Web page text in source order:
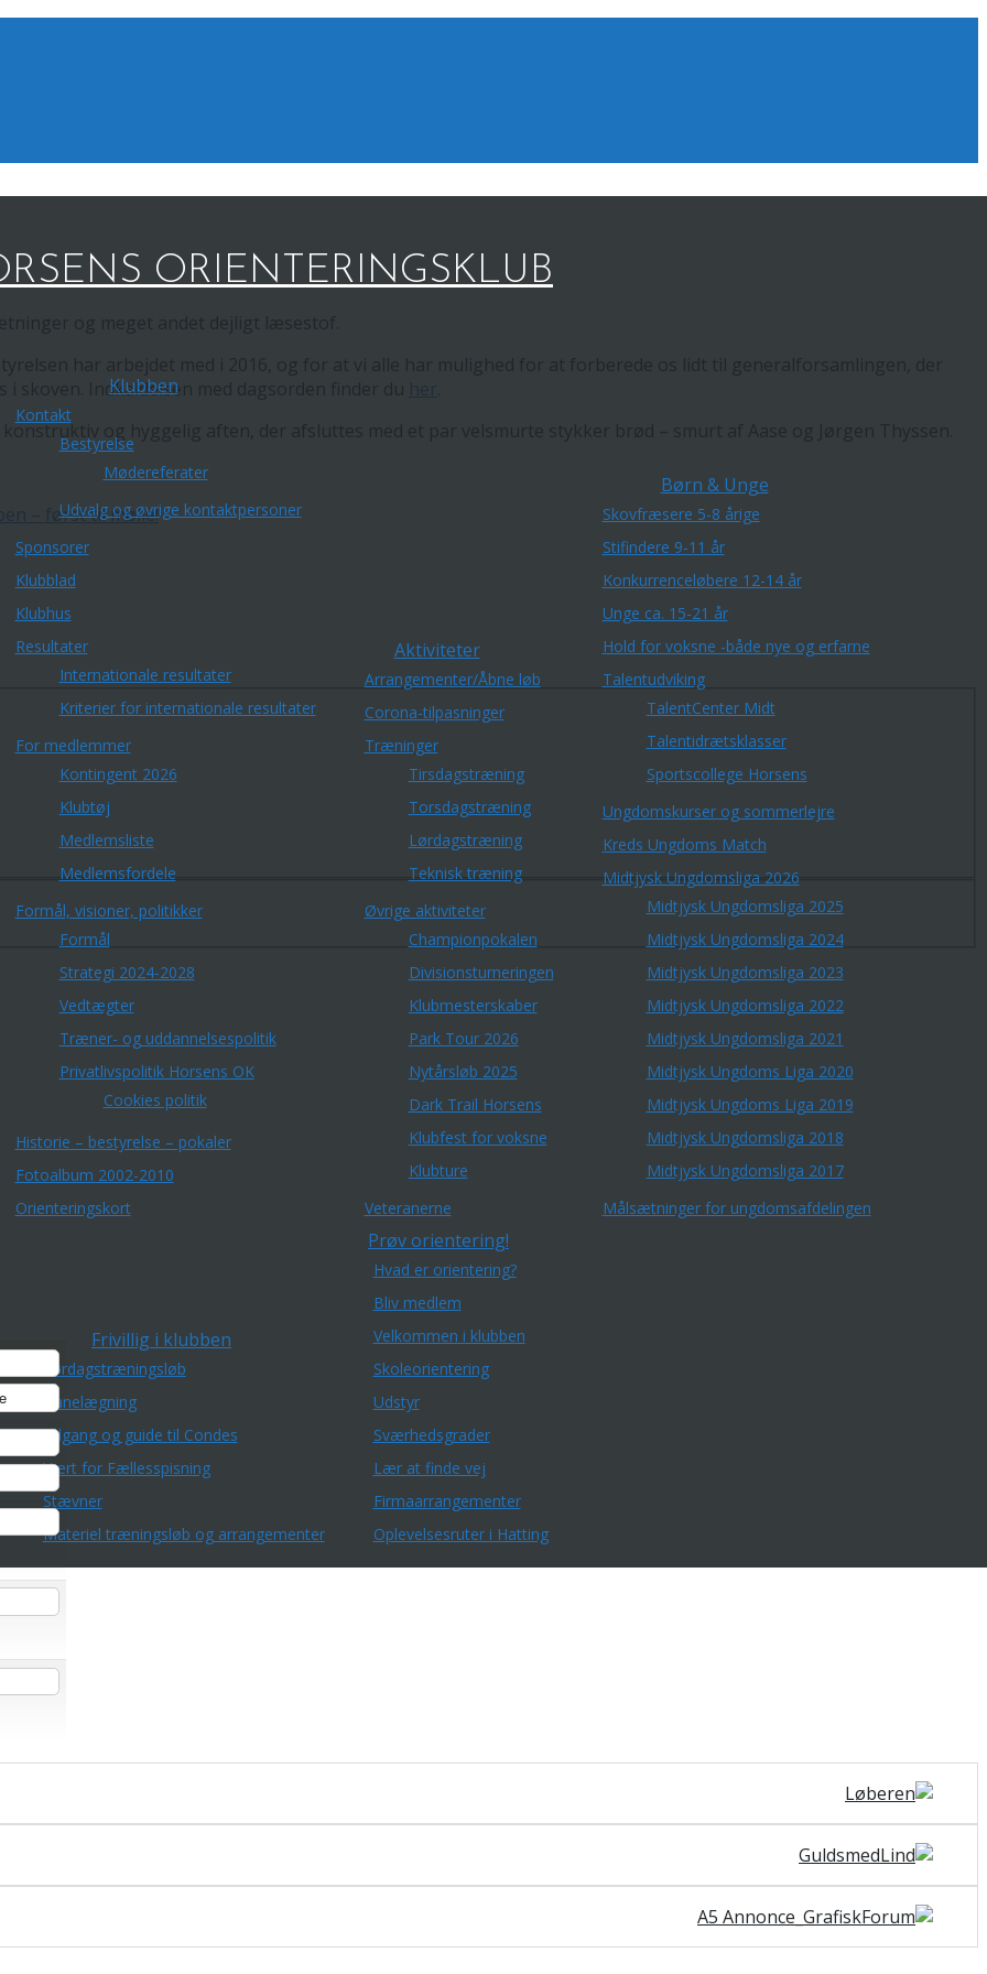
ORIENTERINGSKLUB
Klubben
Kontakt
Bestyrelse
Mødereferater
Udvalg og øvrige kontaktpersoner
Sponsorer
Klubblad
Klubhus
Resultater
Internationale resultater
Kriterier for internationale resultater
For medlemmer
Kontingent 2026
Klubtøj
Medlemsliste
Medlemsfordele
Formål, visioner, politikker
Formål
Strategi 2024-2028
Vedtægter
Træner- og uddannelsespolitik
Privatlivspolitik Horsens OK
Cookies politik
Historie – bestyrelse – pokaler
Fotoalbum 2002-2010
Orienteringskort
Aktiviteter
Arrangementer/Åbne løb
Corona-tilpasninger
Træninger
Tirsdagstræning
Torsdagstræning
Lørdagstræning
Teknisk træning
Øvrige aktiviteter
Championpokalen
Divisionsturneringen
Klubmesterskaber
Park Tour 2026
Nytårsløb 2025
Dark Trail Horsens
Klubfest for voksne
Klubture
Veteranerne
Børn & Unge
Skovfræsere 5-8 årige
Stifindere 9-11 år
Konkurrenceløbere 12-14 år
Unge ca. 15-21 år
Hold for voksne -både nye og erfarne
Talentudviking
TalentCenter Midt
Talentidrætsklasser
Sportscollege Horsens
Ungdomskurser og sommerlejre
Kreds Ungdoms Match
Midtjysk Ungdomsliga 2026
Midtjysk Ungdomsliga 2025
Midtjysk Ungdomsliga 2024
Midtjysk Ungdomsliga 2023
Midtjysk Ungdomsliga 2022
Midtjysk Ungdomsliga 2021
Midtjysk Ungdoms Liga 2020
Midtjysk Ungdoms Liga 2019
Midtjysk Ungdomsliga 2018
Midtjysk Ungdomsliga 2017
Målsætninger for ungdomsafdelingen
Frivillig i klubben
Lørdagstræningsløb
Banelægning
Adgang og guide til Condes
Vært for Fællesspisning
Stævner
Materiel træningsløb og arrangementer
Prøv orientering!
Hvad er orientering?
Bliv medlem
Velkommen i klubben
Skoleorientering
Udstyr
Sværhedsgrader
Lær at finde vej
Firmaarrangementer
Oplevelsesruter i Hatting
i skoven. Indkaldelsen med dagsorden finder du
og hyggelig aften, der afsluttes med et par velsmurte stykker brød – smurt af Aase og Jørgen Thyssen.
– først til mølle!